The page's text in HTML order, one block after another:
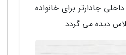
جادارتر برای خانواده
دیده می گردد.